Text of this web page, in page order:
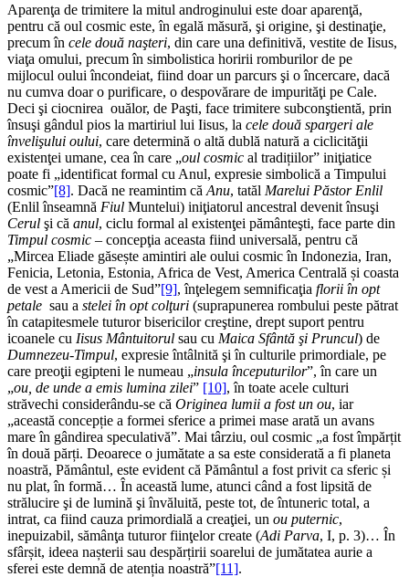
Aparenţa de trimitere la mitul androginului este doar aparenţă,
pentru că oul cosmic este, în egală măsură, şi origine, şi destinaţie,
precum în cele două naşteri, din care una definitivă, vestite de Iisus,
viaţa omului, precum în simbolistica horirii romburilor de pe
mijlocul oului încondeiat, fiind doar un parcurs şi o încercare, dacă
nu cumva doar o purificare, o despovărare de impurităţi pe Cale.
Deci şi ciocnirea ouălor, de Paşti, face trimitere subconştientă, prin
însuşi gândul pios la martiriul lui Iisus, la cele două spargeri ale
învelişului oului, care determină o altă dublă natură a ciclicităţii
existenţei umane, cea în care „oul cosmic al tradițiilor” iniţiatice
poate fi „identificat formal cu Anul, expresie simbolică a Timpului
cosmic”[8]. Dacă ne reamintim că Anu, tatăl Marelui Păstor Enlil
(Enlil înseamnă Fiul Muntelui) iniţiatorul ancestral devenit însuşi
Cerul şi că anul, ciclu formal al existenţei pământeşti, face parte din
Timpul cosmic – concepţia aceasta fiind universală, pentru că
„Mircea Eliade găsește amintiri ale oului cosmic în Indonezia, Iran,
Fenicia, Letonia, Estonia, Africa de Vest, America Centrală și coasta
de vest a Americii de Sud”[9], înţelegem semnificaţia florii în opt
petale sau a stelei în opt colţuri (suprapunerea rombului peste pătrat
în catapitesmele tuturor bisericilor creştine, drept suport pentru
icoanele cu Iisus Mântuitorul sau cu Maica Sfântă şi Pruncul) de
Dumnezeu-Timpul, expresie întâlnită şi în culturile primordiale, pe
care preoţii egipteni le numeau „insula începuturilor”, în care un
„ou, de unde a emis lumina zilei” [10], în toate acele culturi
străvechi considerându-se că Originea lumii a fost un ou, iar
„această concepție a formei sferice a primei mase arată un avans
mare în gândirea speculativă”. Mai târziu, oul cosmic „a fost împărțit
în două părți. Deoarece o jumătate a sa este considerată a fi planeta
noastră, Pământul, este evident că Pământul a fost privit ca sferic și
nu plat, în formă… În această lume, atunci când a fost lipsită de
strălucire şi de lumină şi învăluită, peste tot, de întuneric total, a
intrat, ca fiind cauza primordială a creaţiei, un ou puternic,
inepuizabil, sămânţa tuturor fiinţelor create (Adi Parva, I, p. 3)… În
sfârșit, ideea nașterii sau despărțirii soarelui de jumătatea aurie a
sferei este demnă de atenția noastră”[11].